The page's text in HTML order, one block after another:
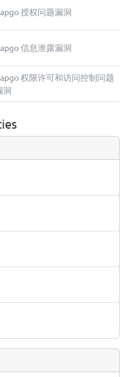
授权问题漏洞
信息泄露漏洞
权限许可和访问控制问题
洞